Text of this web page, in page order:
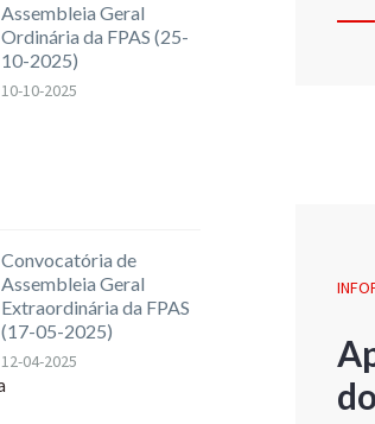
Assembleia Geral
Ordinária da FPAS (25-
10-2025)
10-10-2025
Convocatória de
Assembleia Geral
Extraordinária da FPAS
(17-05-2025)
12-04-2025